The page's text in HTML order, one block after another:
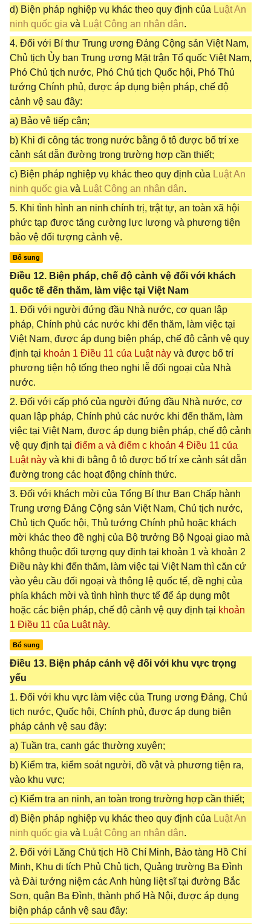
d) Biện pháp nghiệp vụ khác theo quy định của Luật An
ninh quốc gia và Luật Công an nhân dân.
4. Đối với Bí thư Trung ương Đảng Cộng sản Việt Nam,
Chủ tịch Ủy ban Trung ương Mặt trận Tổ quốc Việt Nam,
Phó Chủ tịch nước, Phó Chủ tịch Quốc hội, Phó Thủ
tướng Chính phủ, được áp dụng biện pháp, chế độ
cảnh vệ sau đây:
a) Bảo vệ tiếp cận;
b) Khi đi công tác trong nước bằng ô tô được bố trí xe
cảnh sát dẫn đường trong trường hợp cần thiết;
c) Biện pháp nghiệp vụ khác theo quy định của Luật An
ninh quốc gia và Luật Công an nhân dân.
5. Khi tình hình an ninh chính trị, trật tự, an toàn xã hội
phức tạp được tăng cường lực lượng và phương tiện
bảo vệ đối tượng cảnh vệ.
Bổ sung
Điều 12. Biện pháp, chế độ cảnh vệ đối với khách
quốc tế đến thăm, làm việc tại Việt Nam
1. Đối với người đứng đầu Nhà nước, cơ quan lập
pháp, Chính phủ các nước khi đến thăm, làm việc tại
Việt Nam, được áp dụng biện pháp, chế độ cảnh vệ quy
định tại khoản 1 Điều 11 của Luật này và được bố trí
phương tiện hộ tống theo nghi lễ đối ngoại của Nhà
nước.
2. Đối với cấp phó của người đứng đầu Nhà nước, cơ
quan lập pháp, Chính phủ các nước khi đến thăm, làm
việc tại Việt Nam, được áp dụng biện pháp, chế độ cảnh
vệ quy định tại điểm a và điểm c khoản 4 Điều 11 của
Luật này và khi đi bằng ô tô được bố trí xe cảnh sát dẫn
đường trong các hoạt động chính thức.
3. Đối với khách mời của Tổng Bí thư Ban Chấp hành
Trung ương Đảng Cộng sản Việt Nam, Chủ tịch nước,
Chủ tịch Quốc hội, Thủ tướng Chính phủ hoặc khách
mời khác theo đề nghị của Bộ trưởng Bộ Ngoại giao mà
không thuộc đối tượng quy định tại khoản 1 và khoản 2
Điều này khi đến thăm, làm việc tại Việt Nam thì căn cứ
vào yêu cầu đối ngoại và thông lệ quốc tế, đề nghị của
phía khách mời và tình hình thực tế để áp dụng một
hoặc các biện pháp, chế độ cảnh vệ quy định tại khoản
1 Điều 11 của Luật này.
Bổ sung
Điều 13. Biện pháp cảnh vệ đối với khu vực trọng
yếu
1. Đối với khu vực làm việc của Trung ương Đảng, Chủ
tịch nước, Quốc hội, Chính phủ, được áp dụng biện
pháp cảnh vệ sau đây:
a) Tuần tra, canh gác thường xuyên;
b) Kiểm tra, kiểm soát người, đồ vật và phương tiện ra,
vào khu vực;
c) Kiểm tra an ninh, an toàn trong trường hợp cần thiết;
d) Biện pháp nghiệp vụ khác theo quy định của Luật An
ninh quốc gia và Luật Công an nhân dân.
2. Đối với Lăng Chủ tịch Hồ Chí Minh, Bảo tàng Hồ Chí
Minh, Khu di tích Phủ Chủ tịch, Quảng trường Ba Đình
và Đài tưởng niệm các Anh hùng liệt sĩ tại đường Bắc
Sơn, quận Ba Đình, thành phố Hà Nội, được áp dụng
biện pháp cảnh vệ sau đây: